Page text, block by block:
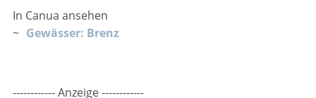
In Canua ansehen
~ Gewässer: Brenz
------------ Anzeige ------------